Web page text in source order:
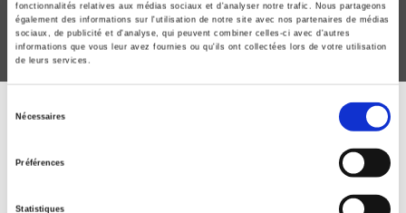
fonctionnalités relatives aux médias sociaux et d'analyser notre trafic. Nous partageons
également des informations sur l'utilisation de notre site avec nos partenaires de médias
sociaux, de publicité et d'analyse, qui peuvent combiner celles-ci avec d'autres
informations que vous leur avez fournies ou qu'ils ont collectées lors de votre utilisation
de leurs services.
Nécessaires
Préférences
Statistiques
DISCOVER OUR JOURNALS